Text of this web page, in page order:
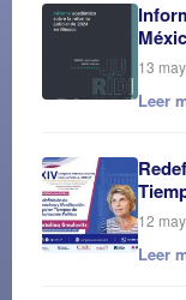
13
Leer
12
Leer